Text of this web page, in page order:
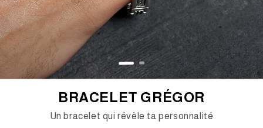
BRACELET GRÉGOR
Un bracelet qui révèle ta personnalité